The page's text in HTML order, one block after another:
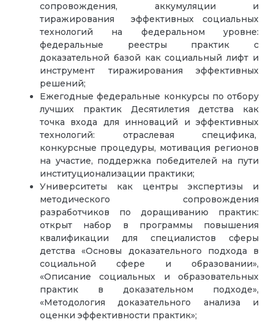
сопровождения, аккумуляции и
тиражирования эффективных социальных
технологий на федеральном уровне:
федеральные реестры практик с
доказательной базой как социальный лифт и
инструмент тиражирования эффективных
решений;
Ежегодные федеральные конкурсы по отбору
лучших практик Десятилетия детства как
точка входа для инноваций и эффективных
технологий: отраслевая специфика,
конкурсные процедуры, мотивация регионов
на участие, поддержка победителей на пути
институционализации практики;
Университеты как центры экспертизы и
методического сопровождения
разработчиков по доращиванию практик:
открыт набор в программы повышения
квалификации для специалистов сферы
детства «Основы доказательного подхода в
социальной сфере и образовании»,
«Описание социальных и образовательных
практик в доказательном подходе»,
«Методология доказательного анализа и
оценки эффективности практик»;